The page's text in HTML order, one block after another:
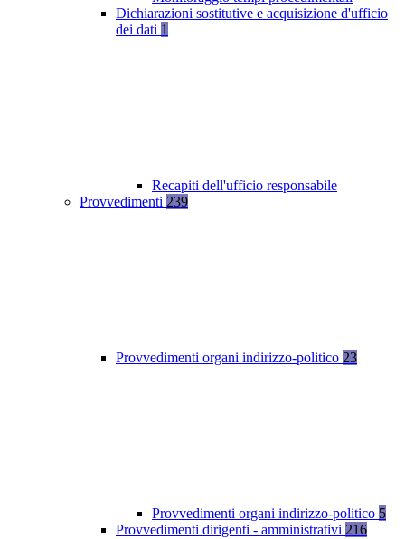
Dichiarazioni sostitutive e acquisizione d'ufficio
dei dati 1
Recapiti dell'ufficio responsabile
Provvedimenti 239
Provvedimenti organi indirizzo-politico 23
Provvedimenti organi indirizzo-politico 5
Provvedimenti dirigenti - amministrativi 216